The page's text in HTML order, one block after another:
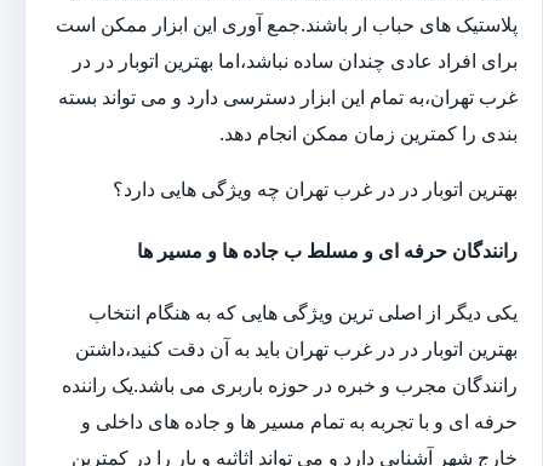
پلاستیک های حباب ار باشند.جمع آوری این ابزار ممکن است
برای افراد عادی چندان ساده نباشد،اما بهترین اتوبار در در
غرب تهران،به تمام این ابزار دسترسی دارد و می تواند بسته
بندی را کمترین زمان ممکن انجام دهد.
بهترین اتوبار در در غرب تهران چه ویژگی هایی دارد؟
رانندگان حرفه ای و مسلط ب جاده ها و مسیر ها
یکی دیگر از اصلی ترین ویژگی هایی که به هنگام انتخاب
بهترین اتوبار در در غرب تهران باید به آن دقت کنید،داشتن
رانندگان مجرب و خبره در حوزه باربری می باشد.یک راننده
حرفه ای و با تجربه به تمام مسیر ها و جاده های داخلی و
خارج شهر آشنایی دارد و می تواند اثاثیه و بار را در کمترین